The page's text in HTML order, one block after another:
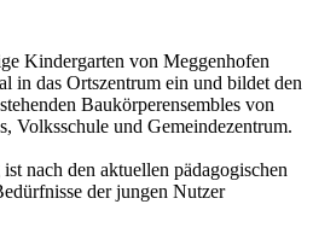
Kindergarten von Meggenhofen
in das Ortszentrum ein und bildet den
Baukörperensembles von
Volksschule und Gemeindezentrum.
nach den aktuellen pädagogischen
der jungen Nutzer